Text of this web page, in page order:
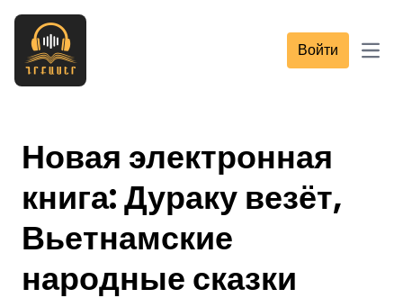
Войти
Новая электронная
книга: Дураку везёт,
Вьетнамские
народные сказки